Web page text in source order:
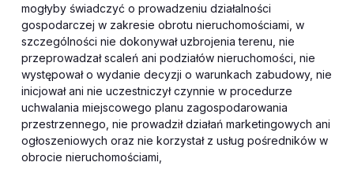
mogłyby świadczyć o prowadzeniu działalności
gospodarczej w zakresie obrotu nieruchomościami, w
szczególności nie dokonywał uzbrojenia terenu, nie
przeprowadzał scaleń ani podziałów nieruchomości, nie
występował o wydanie decyzji o warunkach zabudowy, nie
inicjował ani nie uczestniczył czynnie w procedurze
uchwalania miejscowego planu zagospodarowania
przestrzennego, nie prowadził działań marketingowych ani
ogłoszeniowych oraz nie korzystał z usług pośredników w
obrocie nieruchomościami,